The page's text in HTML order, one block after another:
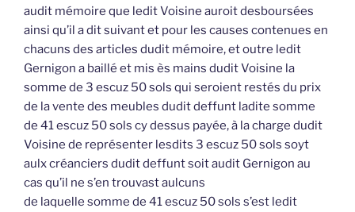
audit mémoire que ledit Voisine auroit desboursées
ainsi qu’il a dit suivant et pour les causes contenues en
chacuns des articles dudit mémoire, et outre ledit
Gernigon a baillé et mis ès mains dudit Voisine la
somme de 3 escuz 50 sols qui seroient restés du prix
de la vente des meubles dudit deffunt ladite somme
de 41 escuz 50 sols cy dessus payée, à la charge dudit
Voisine de représenter lesdits 3 escuz 50 sols soyt
aulx créanciers dudit deffunt soit audit Gernigon au
cas qu’il ne s’en trouvast aulcuns
de laquelle somme de 41 escuz 50 sols s’est ledit